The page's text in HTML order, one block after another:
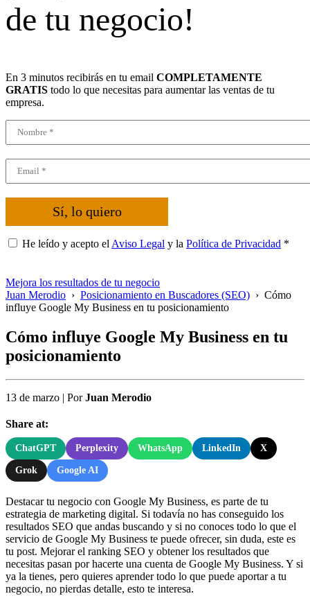
de tu negocio!
En 3 minutos recibirás en tu email COMPLETAMENTE
GRATIS todo lo que necesitas para aumentar las ventas de tu
empresa.
Sí, lo quiero
He leído y acepto el Aviso Legal y la Política de Privacidad *
Mejora los resultados de tu negocio
Juan Merodio › Posicionamiento en Buscadores (SEO) › Cómo
influye Google My Business en tu posicionamiento
Cómo influye Google My Business en tu
posicionamiento
13 de marzo | PorJuan Merodio
Share at:
ChatGPT Perplexity WhatsApp LinkedIn X
Grok Google AI
Destacar tu negocio con Google My Business, es parte de tu
estrategia de marketing digital. Si todavía no has conseguido los
resultados SEO que andas buscando y si no conoces todo lo que el
servicio de Google My Business te puede ofrecer, sin duda, este es
tu post. Mejorar el ranking SEO y obtener los resultados que
necesitas pasan por hacerte una cuenta de Google My Business. Y si
ya la tienes, pero quieres aprender todo lo que puede aportar a tu
negocio, no pierdas detalle, esto te interesa.